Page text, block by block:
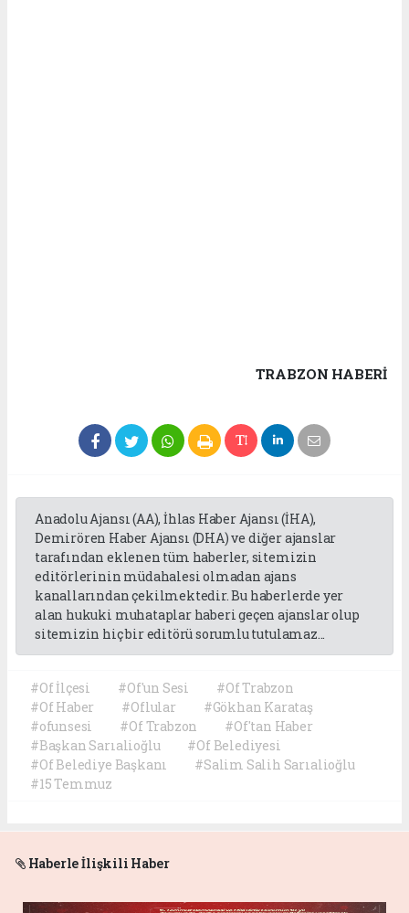
TRABZON HABERİ
Anadolu Ajansı (AA), İhlas Haber Ajansı (İHA),
Demirören Haber Ajansı (DHA) ve diğer ajanslar
tarafından eklenen tüm haberler, sitemizin
editörlerinin müdahalesi olmadan ajans
kanallarından çekilmektedir. Bu haberlerde yer
alan hukuki muhataplar haberi geçen ajanslar olup
sitemizin hiç bir editörü sorumlu tutulamaz...
#Of İlçesi #Of'un Sesi
#Of Trabzon
#Of Haber
#Oflular
#Gökhan Karataş
#ofunsesi
#Of Trabzon
#Of'tan Haber
#Başkan Sarıalioğlu
#Of Belediyesi
#Of Belediye Başkanı
#Salim Salih Sarıalioğlu
#15 Temmuz
Haberle İlişkili Haber